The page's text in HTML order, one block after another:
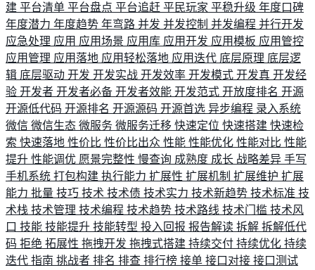
建 平台清单 平台盘点 平台追赶 平民玩家 平稳升级 年度口碑
年度潜力 年度趋势 年弯路 并发 并发控制 并发编程 并行开发
应急处理 应用 应用场景 应用库 应用开发 应用模板 应用管控
应用管理 应用落地 应用轻松落地 应用迭代 底层原理 底层逻
辑 底层驱动 开发 开发实战 开发效率 开发模式 开发真 开发经
验 开发者 开发者必备 开发者效能 开发范式 开放度排名 开源
开源低代码 开源排名 开源源码 开源首选 异步编程 录入系统
微信 微信生态 微服务 微服务迁移 快速定位 快速搭建 快速检
索 快速落地 性价比 性价比出众 性能 性能优化 性能对比 性能
提升 性能调优 愿景完整性 慢查询 成熟度 成长 战略差异 手写
手机系统 打包构建 执行能力 扩展性 扩展机制 扩展维护 扩展
能力 批量 技巧 技术 技术债 技术实力 技术新趋势 技术标准 技
术栈 技术管理 技术编程 技术趋势 技术路线 技术门槛 技术风
口 技能 技能提升 技能转型 投入回报 报告解读 拆解 拆解低代
码 拒绝 拓展性 拖拽开发 拖拽式搭建 持续交付 持续优化 持续
迭代 指南 挑战者 排名 排查 排行榜 接单 接口对接 接口测试